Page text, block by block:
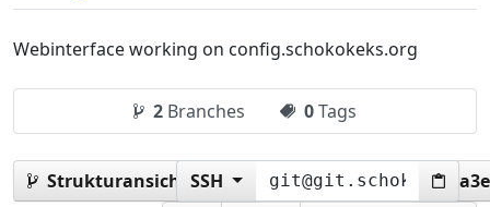
Webinterface working on config.schokokeks.org
2 Branches 0Tags
Strukturansicht:SSH